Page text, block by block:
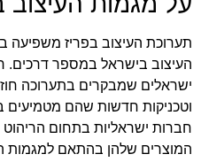
תערוכת העיצוב בפריז משפיעה
העיצוב בישראל במספר דרכים.
ישראלים שמבקרים בתערוכה
וטכניקות חדשות שהם מטמיעים
חברות ישראליות בתחום הריהוט
המוצרים שלהן בהתאם למגמות